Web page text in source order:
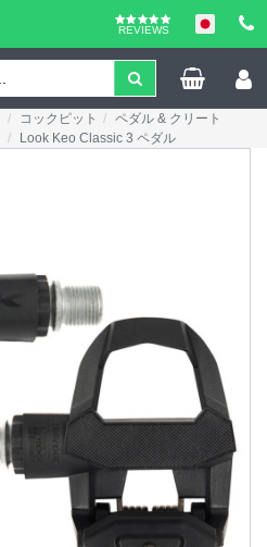
REVIEWS
コックピット
ペダル & クリート
Look Keo Classic 3 ペダル